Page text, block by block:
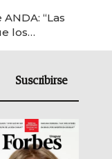
“Las
los
Suscribirse